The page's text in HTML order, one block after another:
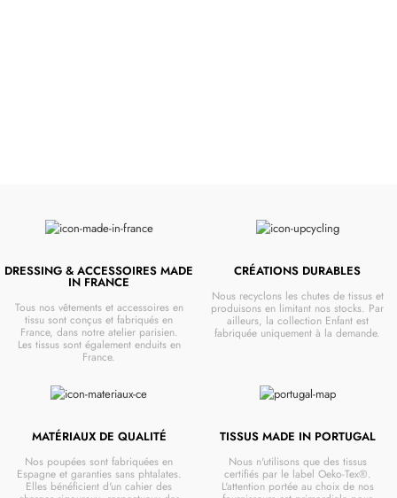
DRESSING & ACCESSOIRES MADE
IN FRANCE
Tous nos vêtements et accessoires en
tissu sont conçus et fabriqués en
France, dans notre atelier parisien.
Les tissus sont également enduits en
France.
CRÉATIONS DURABLES
Nous recyclons les chutes de tissus et
produisons en limitant nos stocks. Par
ailleurs, la collection Enfant est
fabriquée uniquement à la demande.
MATÉRIAUX DE QUALITÉ
Nos poupées sont fabriquées en
Espagne et garanties sans phtalates.
Elles bénéficient d'un cahier des
TISSUS MADE IN PORTUGAL
Nous n'utilisons que des tissus
certifiés par le label Oeko-Tex®.
L'attention portée au choix de nos